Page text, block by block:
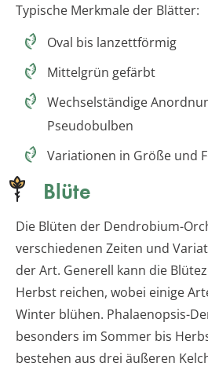
Typische Merkmale der Blätter:
Oval bis lanzettförmig
Mittelgrün gefärbt
Wechselständige
Pseudobulben
Variationen in Größe und
Blüte
Die Blüten der Dendrobium-
verschiedenen Zeiten und
der Art. Generell kann die
Herbst reichen, wobei einige
Winter blühen. Phalaenopsis-
besonders im Sommer bis
bestehen aus drei äußeren